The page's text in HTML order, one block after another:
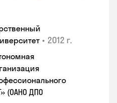
• 2012 г.
(ОАНО ДПО